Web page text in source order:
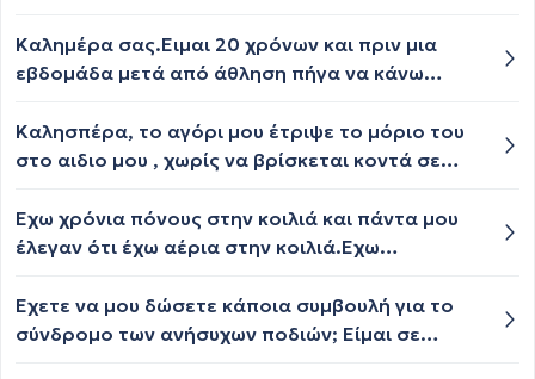
εντοπίζεται ο πόνος, να μην καταφέρει τελικά
να αναδείξει την ύπαρξη φλεγμονής ενώ αυτή
ευχαριστώ πολύ!
Καλημέρα σας.Ειμαι 20 χρόνων και πριν μια
εβδομάδα μετά από άθληση πήγα να κάνω
όραση μου από το ένα μάτι για ένα λεπτό
περίπου Δεν είχα άλλα συμπτώματα.Οταν πήγα
στα μάτια και μου είπε να απευθυνθώ σε
νευρολόγο.Τι μπορεί να συμβαίνει να
Καλησπέρα, το αγόρι μου έτριψε το μόριο του
στο αιδιο μου , χωρίς να βρίσκεται κοντά σε
έγκυος?
Έχω χρόνια πόνους στην κοιλιά και πάντα μου
έλεγαν ότι έχω αέρια στην κοιλιά.Εχω
εναλλαγές δυσκοιλιότητας και διάρροιας.Τι θα
μπορούσα να πάρω για να μην έχω πόνους?
Έχετε να μου δώσετε κάποια συμβουλή για το
σύνδρομο των ανήσυχων ποδιών; Είμαι σε